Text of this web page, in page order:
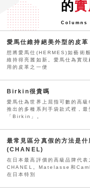
的實
Columns
愛馬仕維持絕美外型的皮革
想將愛馬仕(HERMES)如藝術
維持得亮麗如新。愛馬仕為實現
用的皮革之一便
Birkin很貴嗎
愛馬仕為世界上屈指可數的高級
推出的多種系列手袋款式裡，最
「Birkin」。
最常見區分真假的方法是什
(CHANEL)
在日本最高評價的高級品牌代表
CHANEL。Matelasse和
在日本特別